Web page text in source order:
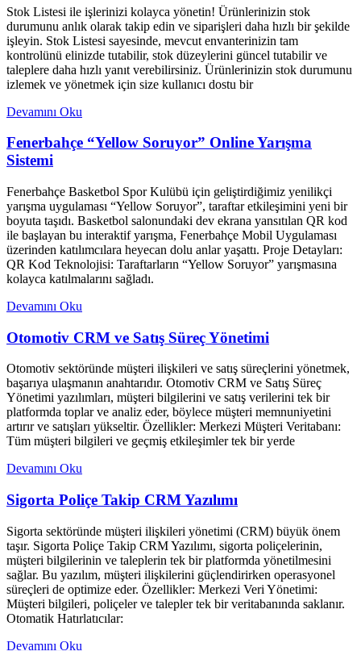
Stok Listesi ile işlerinizi kolayca yönetin! Ürünlerinizin stok
durumunu anlık olarak takip edin ve siparişleri daha hızlı bir şekilde
işleyin. Stok Listesi sayesinde, mevcut envanterinizin tam
kontrolünü elinizde tutabilir, stok düzeylerini güncel tutabilir ve
taleplere daha hızlı yanıt verebilirsiniz. Ürünlerinizin stok durumunu
izlemek ve yönetmek için size kullanıcı dostu bir
Devamını Oku
Fenerbahçe “Yellow Soruyor” Online Yarışma
Sistemi
Fenerbahçe Basketbol Spor Kulübü için geliştirdiğimiz yenilikçi
yarışma uygulaması “Yellow Soruyor”, taraftar etkileşimini yeni bir
boyuta taşıdı. Basketbol salonundaki dev ekrana yansıtılan QR kod
ile başlayan bu interaktif yarışma, Fenerbahçe Mobil Uygulaması
üzerinden katılımcılara heyecan dolu anlar yaşattı. Proje Detayları:
QR Kod Teknolojisi: Taraftarların “Yellow Soruyor” yarışmasına
kolayca katılmalarını sağladı.
Devamını Oku
Otomotiv CRM ve Satış Süreç Yönetimi
Otomotiv sektöründe müşteri ilişkileri ve satış süreçlerini yönetmek,
başarıya ulaşmanın anahtarıdır. Otomotiv CRM ve Satış Süreç
Yönetimi yazılımları, müşteri bilgilerini ve satış verilerini tek bir
platformda toplar ve analiz eder, böylece müşteri memnuniyetini
artırır ve satışları yükseltir. Özellikler: Merkezi Müşteri Veritabanı:
Tüm müşteri bilgileri ve geçmiş etkileşimler tek bir yerde
Devamını Oku
Sigorta Poliçe Takip CRM Yazılımı
Sigorta sektöründe müşteri ilişkileri yönetimi (CRM) büyük önem
taşır. Sigorta Poliçe Takip CRM Yazılımı, sigorta poliçelerinin,
müşteri bilgilerinin ve taleplerin tek bir platformda yönetilmesini
sağlar. Bu yazılım, müşteri ilişkilerini güçlendirirken operasyonel
süreçleri de optimize eder. Özellikler: Merkezi Veri Yönetimi:
Müşteri bilgileri, poliçeler ve talepler tek bir veritabanında saklanır.
Otomatik Hatırlatıcılar:
Devamını Oku